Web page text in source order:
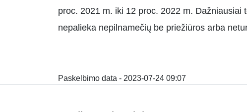
proc. 2021 m. iki 12 proc. 2022 m.
nepalieka nepilnamečių be priežiūros arba
Paskelbimo data - 2023-07-24 09:07